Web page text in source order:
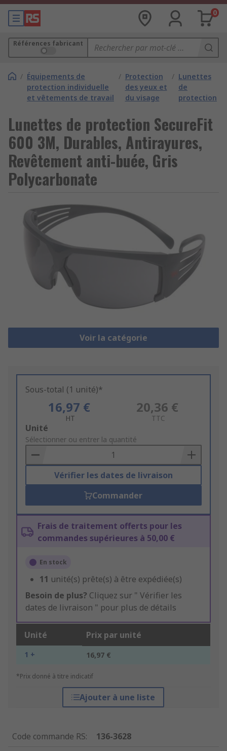
0
Références fabricant
/ Équipements de
protection individuelle
et vêtements de travail
/ Protection
des yeux et
du visage
/ Lunettes
de
protection
Lunettes de protection SecureFit
600 3M, Durables, Antirayures,
Revêtement anti-buée, Gris
Polycarbonate
Voir la catégorie
Sous-total (1 unité)*
16,97 €
HT
20,36 €
TTC
Add
to
Basket
Unité
Sélectionner ou entrer la quantité
Vérifier les dates de livraison
Commander
Frais de traitement offerts pour les
commandes supérieures à 50,00 €
En stock
11 unité(s) prête(s) à être expédiée(s)
Besoin de plus? Cliquez sur " Vérifier les
dates de livraison " pour plus de détails
Unité Prix par unité
1 + 16,97 €
*Prix donné à titre indicatif
Ajouter à une liste
Code commande RS:
136-3628